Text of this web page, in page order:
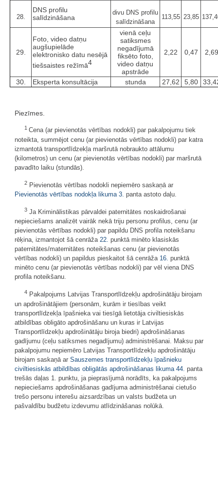
28.
DNS profilu
salīdzināšana
divu DNS profilu
salīdzināšana
113,55 23,85
29.
Foto, video datņu
augšupielāde
elektronisko datu nesējā
tiešsaistes režīmā4
vienā ceļu
satiksmes
negadījumā
fiksēto foto,
video datņu
apstrāde
2,22 0,47 2,69
30. Eksperta konsultācija stunda 27,62 5,80
Piezīmes.
1 Cena (ar pievienotās vērtības nodokli) par pakalpojumu tiek
noteikta, summējot cenu (ar pievienotās vērtības nodokli) par katra
izmantotā transportlīdzekļa maršrutā nobraukto attālumu
(kilometros) un cenu (ar pievienotās vērtības nodokli) par maršrutā
pavadīto laiku (stundās).
2 Pievienotās vērtības nodokli nepiemēro saskaņā ar
Pievienotās vērtības nodokļa likuma 3. panta astoto daļu.
3 Ja Kriminālistikas pārvaldei paternitātes noskaidrošanai
nepieciešams analizēt vairāk nekā triju personu profilus, cenu (ar
pievienotās vērtības nodokli) par papildu DNS profila noteikšanu
rēķina, izmantojot šā cenrāža 22. punktā minēto klasiskās
paternitātes/maternitātes noteikšanas cenu (ar pievienotās
vērtības nodokli) un papildus pieskaitot šā cenrāža 16. punktā
minēto cenu (ar pievienotās vērtības nodokli) par vēl viena DNS
profila noteikšanu.
4 Pakalpojums Latvijas Transportlīdzekļu apdrošinātāju birojam
un apdrošinātājiem (personām, kurām ir tiesības veikt
transportlīdzekļa īpašnieka vai tiesīgā lietotāja civiltiesiskās
atbildības obligāto apdrošināšanu un kuras ir Latvijas
Transportlīdzekļu apdrošinātāju biroja biedri) apdrošināšanas
gadījumu (ceļu satiksmes negadījumu) administrēšanai. Maksu par
pakalpojumu nepiemēro Latvijas Transportlīdzekļu apdrošinātāju
birojam saskaņā ar Sauszemes transportlīdzekļu īpašnieku
civiltiesiskās atbildības obligātās apdrošināšanas likuma 44. panta
trešās daļas 1. punktu, ja pieprasījumā norādīts, ka pakalpojums
nepieciešams apdrošināšanas gadījuma administrēšanai cietušo
trešo personu interešu aizsardzības un valsts budžeta un
pašvaldību budžetu izdevumu atlīdzināšanas nolūkā.